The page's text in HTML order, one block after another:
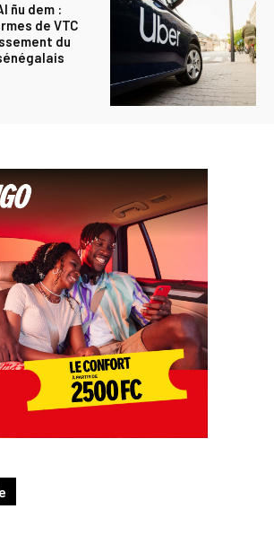
ñu dem :
de VTC
du